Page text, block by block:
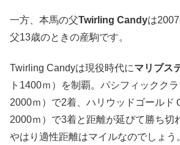
一方、本馬の父Twirling Candyは
父13歳のときの産駒です。
Twirling Candyは現役時代にマリブス
ト1400ｍ）を制覇。パシフィックク
2000ｍ）で2着、ハリウッドゴールド
2000ｍ）で3着と距離が延びて勝ち切
やはり適性距離はマイルなのでしょう